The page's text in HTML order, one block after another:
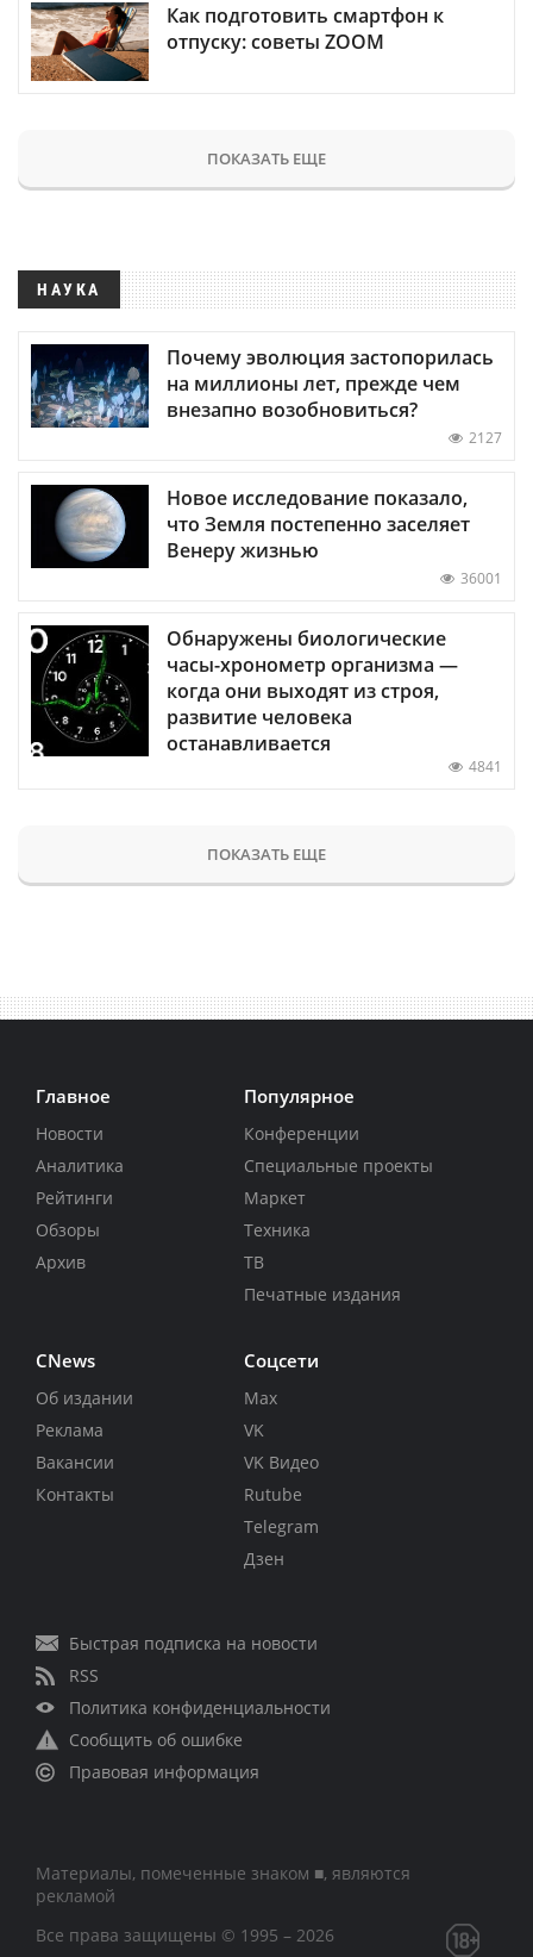
Как подготовить смартфон к
отпуску: советы ZOOM
ПОКАЗАТЬ ЕЩЕ
НАУКА
Почему эволюция застопорилась
на миллионы лет, прежде чем
внезапно возобновиться?
2127
Новое исследование показало,
что Земля постепенно заселяет
Венеру жизнью
36001
Обнаружены биологические
часы-хронометр организма —
когда они выходят из строя,
развитие человека
останавливается
4841
ПОКАЗАТЬ ЕЩЕ
Главное
Новости
Аналитика
Рейтинги
Обзоры
Архив
Популярное
Конференции
Специальные проекты
Маркет
Техника
ТВ
Печатные издания
CNews
Об издании
Реклама
Вакансии
Контакты
Соцсети
Max
VK
VK Видео
Rutube
Telegram
Дзен
Быстрая подписка на новости
RSS
Политика конфиденциальности
Сообщить об ошибке
Правовая информация
Материалы, помеченные знаком ■, являются
рекламой
Все права защищены © 1995 – 2026